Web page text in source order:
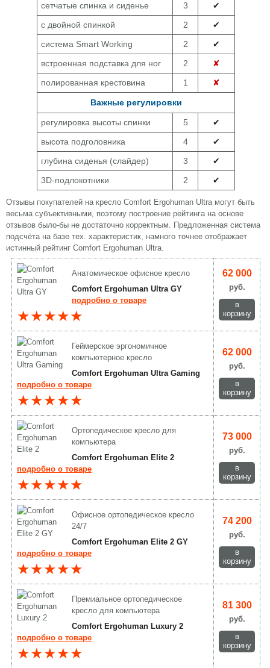
сетчатые спинка и сиденье
3
✔
с двойной спинкой
2
✔
система Smart Working
2
✔
встроенная подставка для ног
2
✘
полированная крестовина
1 ✘
Важные регулировки
регулировка высоты спинки 5
✔
высота подголовника
4
✔
глубина сиденья (слайдер)
3
✔
3D-подлокотники
2 ✔
Отзывы покупателей на кресло Comfort Ergohuman Ultra могут быть
весьма субъективными, поэтому построение рейтинга на основе
отзывов было-бы не достаточно корректным. Предложенная система
подсчёта на базе тех. характеристик, намного точнее отображает
истинный рейтинг Comfort Ergohuman Ultra.
Анатомическое офисное кресло
Comfort Ergohuman Ultra GY
подробно о товаре
★★★★★
62 000
руб.
в
корзину
Геймерское эргономичное
компьютерное кресло
Comfort Ergohuman Ultra Gaming
подробно о товаре
★★★★★
62 000
руб.
в
корзину
Ортопедическое кресло для
компьютера
Comfort Ergohuman Elite 2
подробно о товаре
★★★★★
73 000
руб.
в
корзину
Офисное ортопедическое кресло
24/7
Comfort Ergohuman Elite 2 GY
подробно о товаре
★★★★★
74 200
руб.
в
корзину
Премиальное ортопедическое
кресло для компьютера
Comfort Ergohuman Luxury 2
подробно о товаре
★★★★★
81 300
руб.
в
корзину